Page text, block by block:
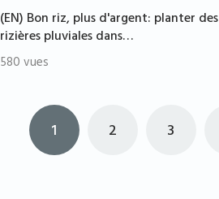
(EN) Bon riz, plus d'argent: planter des
rizières pluviales dans…
580 vues
1 2 3